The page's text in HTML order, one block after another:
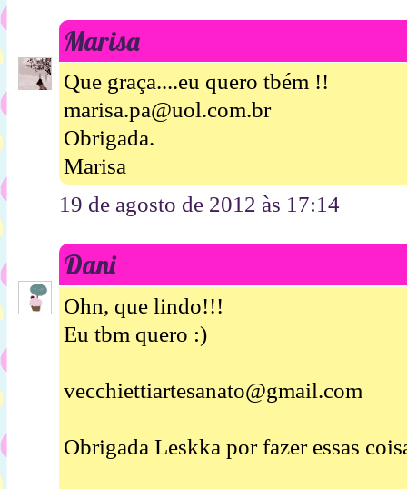
Marisa
Que graça....eu quero tbém !!
marisa.pa@uol.com.br
Obrigada.
Marisa
19 de agosto de 2012 às 17:14
Dani
Ohn, que lindo!!!
Eu tbm quero :)
vecchiettiartesanato@gmail.com
Obrigada Leskka por fazer essas